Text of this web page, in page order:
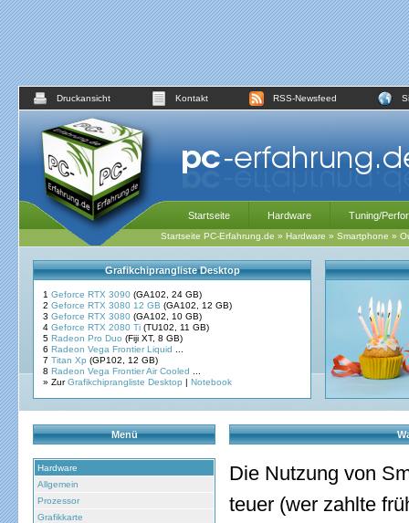
Druckansicht Kontakt RSS-Newsfeed
Startseite Hardware Tuning/
Startseite PC-Erfahrung.de » Hardware » Smartphone »
Grafikchiprangliste Desktop
1 Geforce RTX 3090 (GA102, 24 GB)
2 Geforce RTX 3080 12 GB (GA102, 12 GB)
3 Geforce RTX 3080 (GA102, 10 GB)
4 Geforce RTX 2080 Ti (TU102, 11 GB)
5 Radeon Pro Duo (Fiji XT, 8 GB)
6 Radeon Vega Frontier Liquid
7 Titan Xp (GP102, 12 GB)
8 Radeon Vega Frontier Air Cooled
» ZurGrafikchiprangliste Desktop | Notebook
Menü
Hardware
Allgemein
Prozessor
Grafikkarte
Die Nutzung von
teuer (wer zahlte